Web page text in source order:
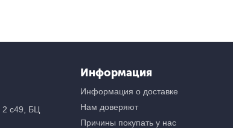
2 с49, БЦ
Информация
Информация о доставке
Нам доверяют
Причины покупать у нас